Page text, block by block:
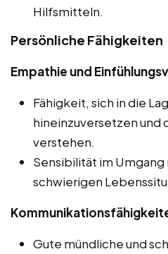
Hilfsmitteln.
Persönliche Fähigkeiten
Empathie und
Fähigkeit, sich in die
hineinzuversetzen und
verstehen.
Sensibilität im Umgang
schwierigen
Gute mündliche und